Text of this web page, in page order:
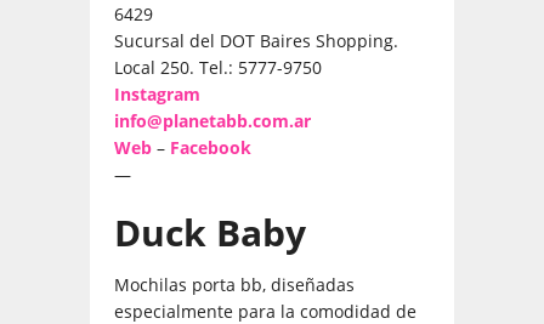
6429
Sucursal del DOT Baires Shopping.
Local 250. Tel.: 5777-9750
Instagram
info@planetabb.com.ar
Web – Facebook
—
Duck Baby
Mochilas porta bb, diseñadas
especialmente para la comodidad de